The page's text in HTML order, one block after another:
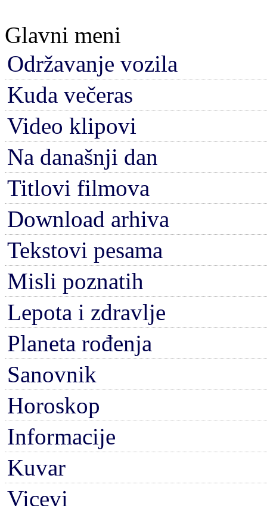
Glavni meni
Održavanje vozila
Kuda večeras
Video klipovi
Na današnji dan
Titlovi filmova
Download arhiva
Tekstovi pesama
Misli poznatih
Lepota i zdravlje
Planeta rođenja
Sanovnik
Horoskop
Informacije
Kuvar
Vicevi